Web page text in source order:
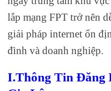
lắp mạng FPT trở nên
giải pháp internet ổn
đình và doanh nghiệp.
I.Thông Tin Đăng